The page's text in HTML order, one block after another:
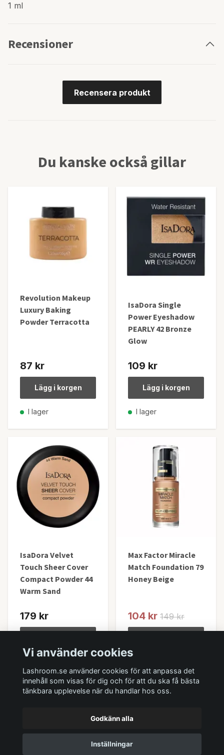
1 ml
Recensioner
Recensera produkt
Du kanske också gillar
Revolution Makeup
Luxury Baking
Powder Terracotta
87 kr
Lägg i korgen
I lager
IsaDora Single
Power Eyeshadow
PEARLY 42 Bronze
Glow
109 kr
Lägg i korgen
I lager
IsaDora Velvet
Touch Sheer Cover
Compact Powder 44
Warm Sand
179 kr
Max Factor Miracle
Match Foundation 79
Honey Beige
104 kr 149 kr
© 2026 Lashroom
Vi använder cookies
Lashroom.se använder cookies för att anpassa det
innehåll som visas för dig och för att du ska få bästa
tänkbara upplevelse när du handlar hos oss.
Godkänn alla
Inställningar